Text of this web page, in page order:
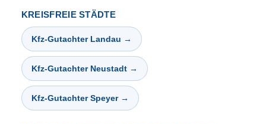
KREISFREIE STÄDTE
Kfz-Gutachter Landau →
Kfz-Gutachter Neustadt →
Kfz-Gutachter Speyer →